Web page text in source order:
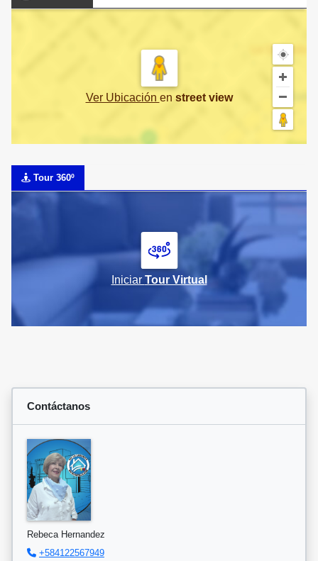
Ver Ubicación en street view
Tour 360º
Iniciar Tour Virtual
Contáctanos
Rebeca Hernandez
+584122567949